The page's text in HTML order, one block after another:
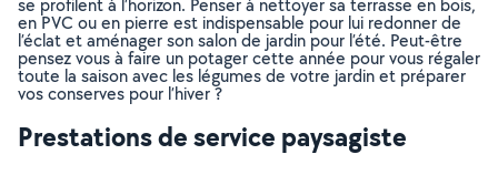
se profilent à l’horizon. Penser à nettoyer sa terrasse en bois,
en PVC ou en pierre est indispensable pour lui redonner de
l’éclat et aménager son salon de jardin pour l’été. Peut-être
pensez vous à faire un potager cette année pour vous régaler
toute la saison avec les légumes de votre jardin et préparer
vos conserves pour l’hiver ?
Prestations de service paysagiste